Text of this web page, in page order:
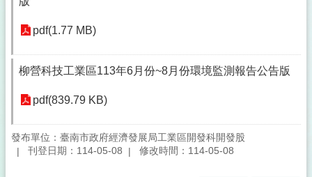
pdf(1.77 MB)
柳營科技工業區113年6月份~8月份環境監測報告公告版
pdf(839.79 KB)
發布單位：臺南市政府經濟發展局工業區開發科開發股
刊登日期：114-05-08
修改時間：114-05-08